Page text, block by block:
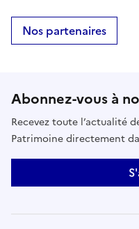
Nos partenaires
Abonnez-vous à
Recevez toute l’actualité
Patrimoine directement